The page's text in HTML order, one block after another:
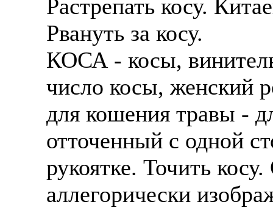
Растрепать косу.
Рвануть за косу.
КОСА - косы,
число косы, женский
для кошения травы -
отточенный с одной
рукоятке. Точить
аллегорически